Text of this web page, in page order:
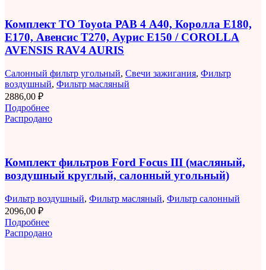
Комплект ТО Toyota РАВ 4 A40, Королла E180,
E170, Авенсис T270, Аурис E150 / COROLLA
AVENSIS RAV4 AURIS
Салонный фильтр угольный, Свечи зажигания, Фильтр
воздушный, Фильтр масляный
2886,00 ₽
Подробнее
Распродано
Комплект фильтров Ford Focus III (масляный,
воздушный круглый, салонный угольный)
Фильтр воздушный, Фильтр масляный, Фильтр салонный
2096,00 ₽
Подробнее
Распродано